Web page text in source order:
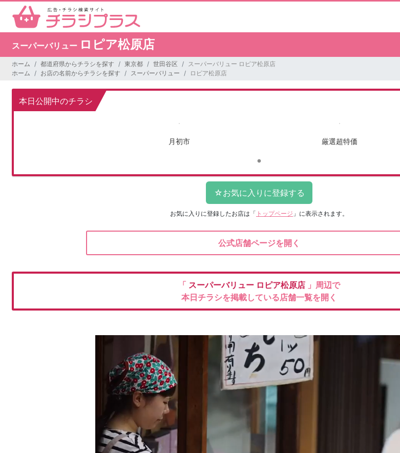
スーパーバリュー ロピア松原店
ホーム 都道府県からチラシを探す 東京都 世田谷区
スーパーバリュー ロピア松原店
ホーム
お店の名前からチラシを探す スーパーバリュー ロピア松原店
本日公開中のチラシ
月初市 厳選超特価
お気に入りに登録したお店は 「 トップページ 」に表示されます。
公式店舗ページを開く
「 スーパーバリュー ロピア松原店 」周辺で
本日チラシを掲載している店舗一覧を開く